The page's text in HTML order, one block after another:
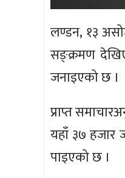
लण्डन, १३
सङ्क्रमण
जनाइएको छ ।
प्राप्त
यहाँ ३७ हजार
पाइएको छ ।